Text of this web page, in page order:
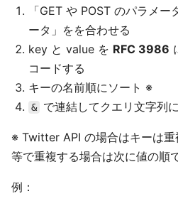
「GET や POST のパラメー
ータ」をを合わせる
key と value を RFC 3986
コードする
キーの名前順にソート ※
& で連結してクエリ文字列
※ Twitter API の場合はキーは
等で重複する場合は次に値の順
例：